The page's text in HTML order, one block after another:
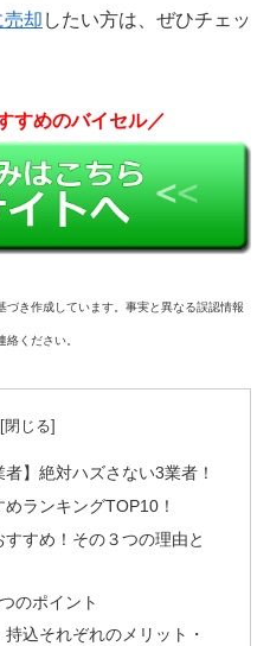
売却 したい方は、 ぜひチェッ
すめのバイセル／
づき作成しています。事実と異なる誤認情報
絡ください。
】絶対ハズさない3業者！
ランキングTOP10！
すめ！その３つの理由と
のポイント
持込それぞれのメリット・